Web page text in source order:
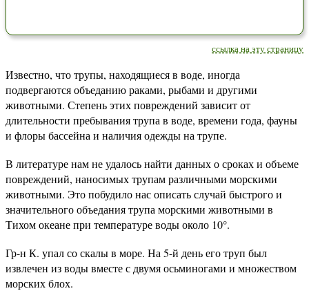
ссылка на эту страницу
Известно, что трупы, находящиеся в воде, иногда
подвергаются объеданию раками, рыбами и другими
животными. Степень этих повреждений зависит от
длительности пребывания трупа в воде, времени года, фауны
и флоры бассейна и наличия одежды на трупе.
В литературе нам не удалось найти данных о сроках и объеме
повреждений, наносимых трупам различными морскими
животными. Это побудило нас описать случай быстрого и
значительного объедания трупа морскими животными в
Тихом океане при температуре воды около 10°.
Гр-н К. упал со скалы в море. На 5-й день его труп был
извлечен из воды вместе с двумя осьминогами и множеством
морских блох.